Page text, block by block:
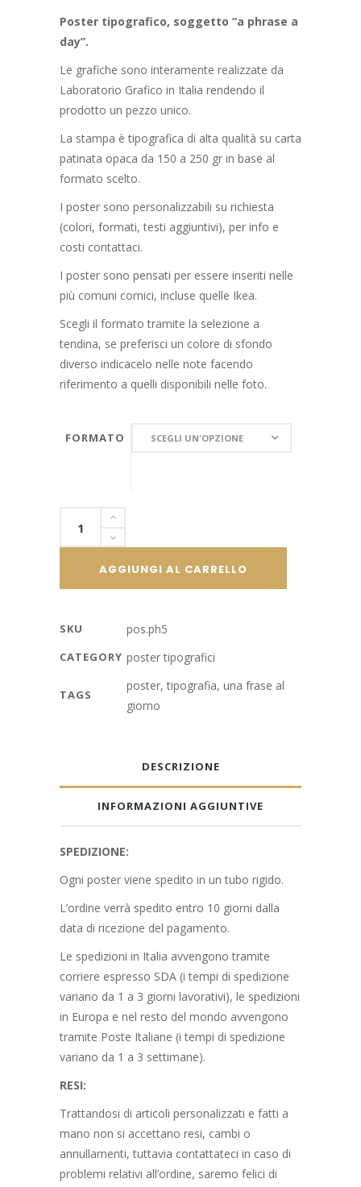
da
3,00€
28,00€
Poster tipografico, soggetto “a phrase a
day”.
Le grafiche sono interamente realizzate da
Laboratorio Grafico in Italia rendendo il
prodotto un pezzo unico.
La stampa è tipografica di alta qualità su carta
patinata opaca da 150 a 250 gr in base al
formato scelto.
I poster sono personalizzabili su richiesta
(colori, formati, testi aggiuntivi), per info e
costi contattaci.
I poster sono pensati per essere inseriti nelle
più comuni cornici, incluse quelle Ikea.
Scegli il formato tramite la selezione a
tendina, se preferisci un colore di sfondo
diverso indicacelo nelle note facendo
riferimento a quelli disponibili nelle foto.
FORMATO SCEGLI UN'OPZIONE
FORMATO
tipografico,
quantity
AGGIUNGI AL CARRELLO
SKU pos.ph5
CATEGORY poster tipografici
TAGS
poster,tipografia, una frase al
giorno
DESCRIZIONE
INFORMAZIONI AGGIUNTIVE
SPEDIZIONE:
Ogni poster viene spedito in un tubo rigido.
L’ordine verrà spedito entro 10 giorni dalla
data di ricezione del pagamento.
Le spedizioni in Italia avvengono tramite
corriere espresso SDA (i tempi di spedizione
variano da 1 a 3 giorni lavorativi), le spedizioni
in Europa e nel resto del mondo avvengono
tramite Poste Italiane (i tempi di spedizione
variano da 1 a 3 settimane).
RESI:
Trattandosi di articoli personalizzati e fatti a
mano non si accettano resi, cambi o
annullamenti, tuttavia contattateci in caso di
problemi relativi all’ordine, saremo felici di